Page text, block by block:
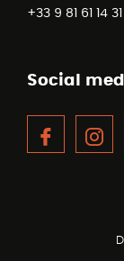
+33 9 81 61 14 31
Social